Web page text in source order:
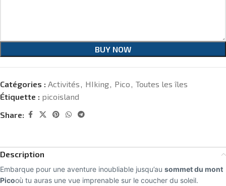
BUY NOW
Catégories : Activités, HIking, Pico, Toutes les îles
Étiquette : picoisland
Share:
Description
Embarque pour une aventure inoubliable jusqu’au sommet du mont
Picooù tu auras une vue imprenable sur le coucher du soleil.